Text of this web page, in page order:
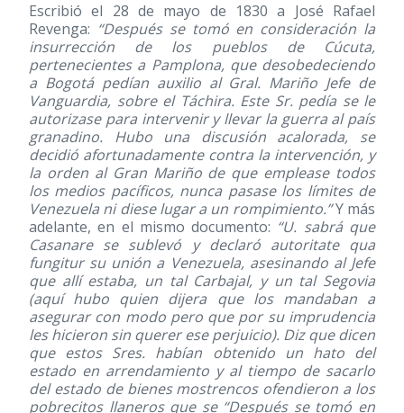
Escribió el 28 de mayo de 1830 a José Rafael
Revenga: “Después se tomó en consideración la
insurrección de los pueblos de Cúcuta,
pertenecientes a Pamplona, que desobedeciendo
a Bogotá pedían auxilio al Gral. Mariño Jefe de
Vanguardia, sobre el Táchira. Este Sr. pedía se le
autorizase para intervenir y llevar la guerra al país
granadino. Hubo una discusión acalorada, se
decidió afortunadamente contra la intervención, y
la orden al Gran Mariño de que emplease todos
los medios pacíficos, nunca pasase los límites de
Venezuela ni diese lugar a un rompimiento.”Y más
adelante, en el mismo documento: “U. sabrá que
Casanare se sublevó y declaró autoritate qua
fungitur su unión a Venezuela, asesinando al Jefe
que allí estaba, un tal Carbajal, y un tal Segovia
(aquí hubo quien dijera que los mandaban a
asegurar con modo pero que por su imprudencia
les hicieron sin querer ese perjuicio). Diz que dicen
que estos Sres. habían obtenido un hato del
estado en arrendamiento y al tiempo de sacarlo
del estado de bienes mostrencos ofendieron a los
pobrecitos llaneros que se “Después se tomó en